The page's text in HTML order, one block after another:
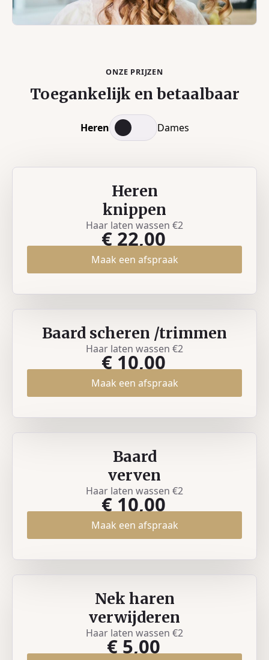
ONZE PRIJZEN
Toegankelijk en betaalbaar
Heren Dames
Heren
knippen
Haar laten wassen €2
€ 22,00
Maak een afspraak
Baard scheren /trimmen
Haar laten wassen €2
€ 10,00
Maak een afspraak
Baard
verven
Haar laten wassen €2
€ 10,00
Maak een afspraak
Nek haren
verwijderen
Haar laten wassen €2
€ 5,00